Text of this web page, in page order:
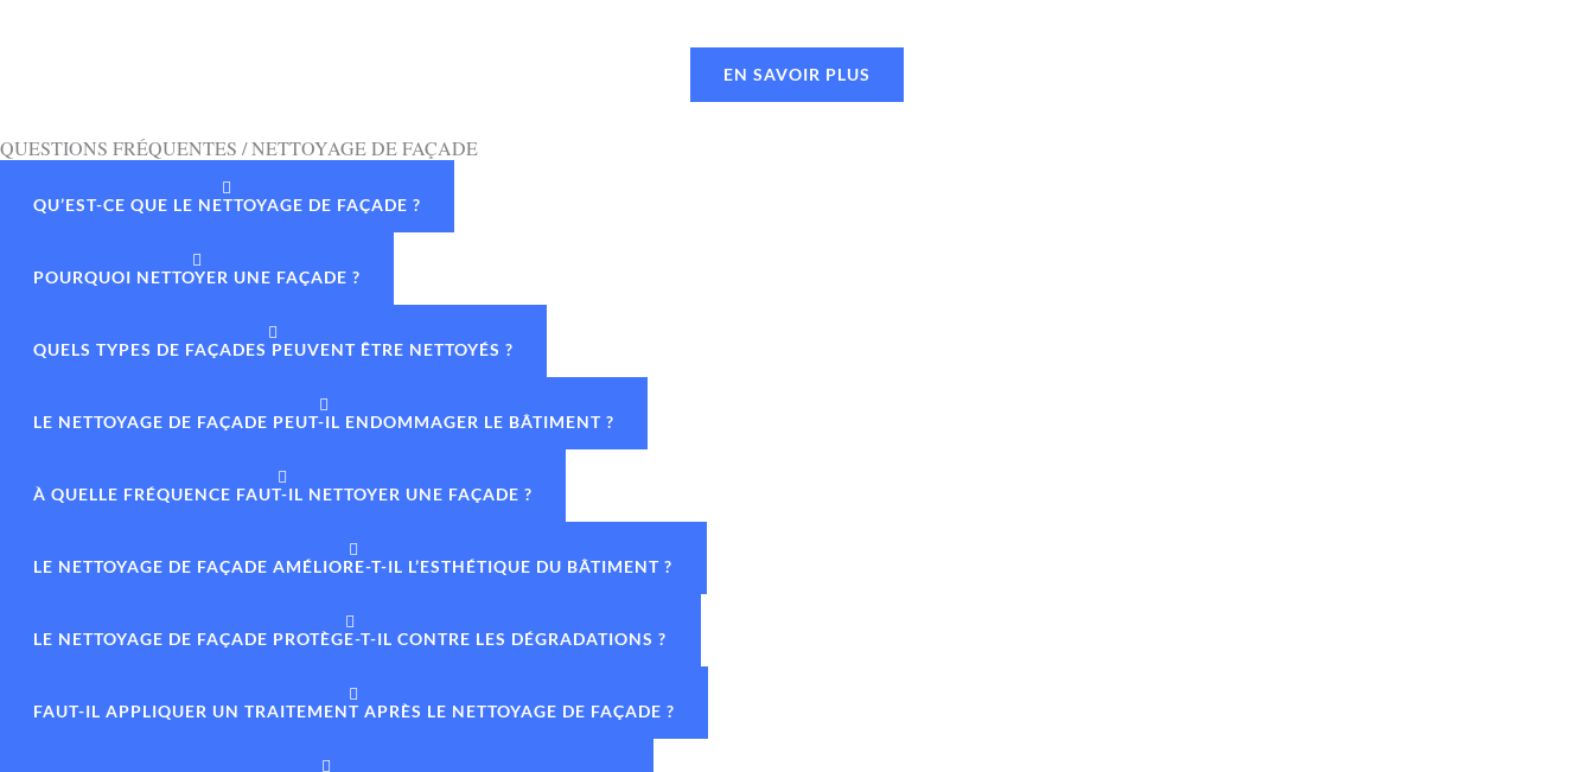
EN SAVOIR PLUS
QUESTIONS FRÉQUENTES / NETTOYAGE DE FAÇADE
QU’EST-CE QUE LE NETTOYAGE DE FAÇADE ?
POURQUOI NETTOYER UNE FAÇADE ?
QUELS TYPES DE FAÇADES PEUVENT ÊTRE NETTOYÉS ?
LE NETTOYAGE DE FAÇADE PEUT-IL ENDOMMAGER LE BÂTIMENT ?
À QUELLE FRÉQUENCE FAUT-IL NETTOYER UNE FAÇADE ?
LE NETTOYAGE DE FAÇADE AMÉLIORE-T-IL L’ESTHÉTIQUE DU BÂTIMENT ?
LE NETTOYAGE DE FAÇADE PROTÈGE-T-IL CONTRE LES DÉGRADATIONS ?
FAUT-IL APPLIQUER UN TRAITEMENT APRÈS LE NETTOYAGE DE FAÇADE ?